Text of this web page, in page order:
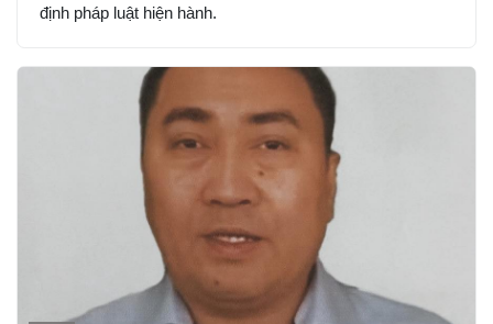
định pháp luật hiện hành.